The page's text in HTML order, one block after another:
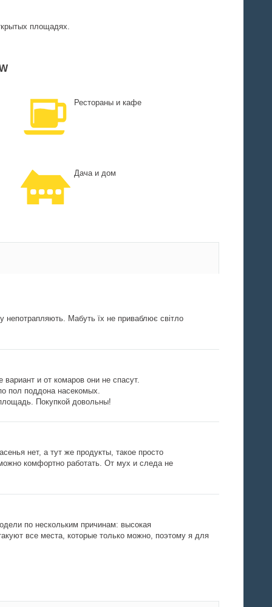
площадях.
Рестораны и кафе
Дача и дом
непотрапляють. Мабуть їх не приваблює світло
и от комаров они не спасут.
пол поддона насекомых.
Покупкой довольны!
нет, а тут же продукты, такое просто
комфортно работать. От мух и следа не
по нескольким причинам: высокая
все места, которые только можно, поэтому я для